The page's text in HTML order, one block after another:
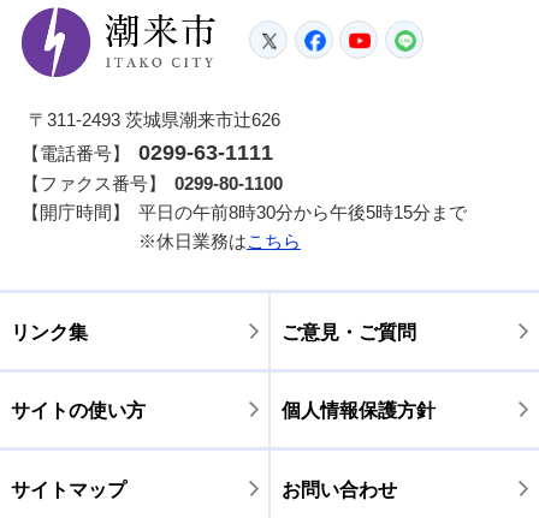
潮来市
TwitterFacebook
YouTube
〒311-2493 茨城県潮来市辻626
【電話番号】
0299-63-1111
【ファクス番号】
0299-80-1100
【開庁時間】
平日の午前8時30分から午後5時15分まで
※休日業務はこちら
リンク集 ご意見・ご質問
サイトの使い方 個人情報保護方針
サイトマップ お問い合わせ